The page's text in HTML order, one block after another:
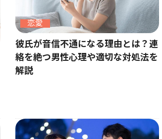
恋愛
彼氏が音信不通になる理由とは？連
絡を絶つ男性心理や適切な対処法を
解説